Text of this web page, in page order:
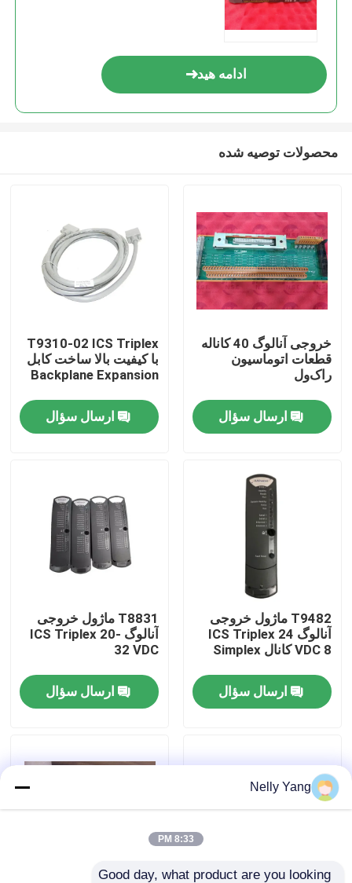
خونه
محصولات
تور کارخانه
کنترل کیفیت
با ما تماس بگیرید
درخواست نقل قول
Bently نوادا قطعات
ادامه هید
محصولات توصیه شده
خروجی آنالوگ 40 کاناله
قطعات اتوماسیون
راک‌ول
ارسال سؤال
T9310-02 ICS Triplex
با کیفیت بالا ساخت کابل
Backplane Expansion
ارسال سؤال
T9482 ماژول خروجی
آنالوگ ICS Triplex 24
VDC 8 کانال Simplex
ارسال سؤال
T8831 ماژول خروجی
آنالوگ ICS Triplex 20-
32 VDC
ارسال سؤال
Nelly Yang
8:33 PM
Good day, what product are you looking